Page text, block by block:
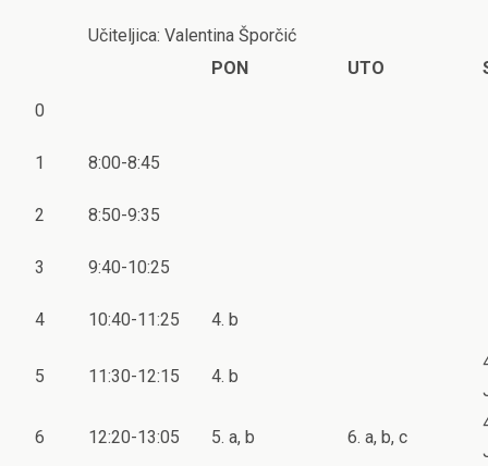
Učiteljica: Valentina Šporčić
PON
UTO
0
1 8:00-8:45
2 8:50-9:35
3 9:40-10:25
4 10:40-11:25 4. b
5 11:30-12:15 4. b
6 12:20-13:05 5. a, b 6. a, b, c